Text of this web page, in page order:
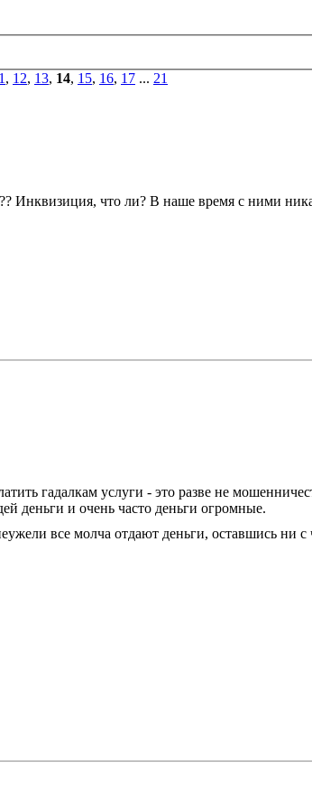
, 12, 13, 14, 15, 16, 17 ... 21
Инквизиция, что ли? В наше время с ними
гадалкам услуги - это разве не
деньги и очень часто деньги огромные.
все молча отдают деньги, оставшись ни с